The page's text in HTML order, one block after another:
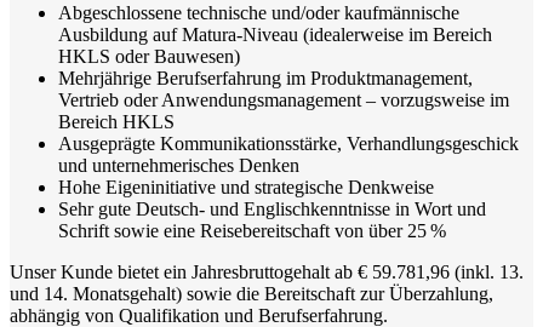
Abgeschlossene technische und/oder kaufmännische
Ausbildung auf Matura-Niveau (idealerweise im Bereich
HKLS oder Bauwesen)
Mehrjährige Berufserfahrung im Produktmanagement,
Vertrieb oder Anwendungsmanagement – vorzugsweise im
Bereich HKLS
Ausgeprägte Kommunikationsstärke, Verhandlungsgeschick
und unternehmerisches Denken
Hohe Eigeninitiative und strategische Denkweise
Sehr gute Deutsch- und Englischkenntnisse in Wort und
Schrift sowie eine Reisebereitschaft von über 25 %
Unser Kunde bietet ein Jahresbruttogehalt ab € 59.781,96 (inkl. 13.
und 14. Monatsgehalt) sowie die Bereitschaft zur Überzahlung,
abhängig von Qualifikation und Berufserfahrung.